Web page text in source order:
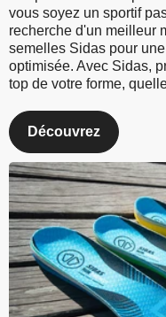
vous soyez un sportif
recherche d'un meilleur
semelles Sidas pour
optimisée. Avec Sidas,
top de votre forme,
Découvrez